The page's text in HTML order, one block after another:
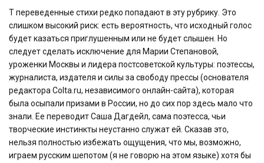
Tпереведенные стихи редко попадают в эту рубрику. Это
слишком высокий риск: есть вероятность, что исходный голос
будет казаться приглушенным или не будет слышен. Но
следует сделать исключение для Марии Степановой,
уроженки Москвы и лидера постсоветской культуры: поэтессы,
журналиста, издателя и силы за свободу прессы (основателя
редактора Colta.ru, независимого онлайн-сайта), которая
была осыпали призами в России, но до сих пор здесь мало что
знали. Ее переводит Саша Дагдейл, сама поэтесса, чьи
творческие инстинкты неустанно служат ей. Сказав это,
нельзя полностью избежать ощущения, что мы, возможно,
играем русским шепотом (я не говорю на этом языке) хотя бы